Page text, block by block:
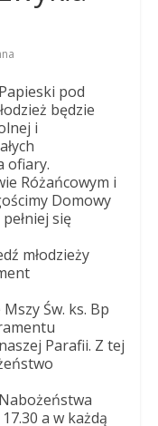
pod
będzie
i
ofiary.
Różańcowym i
Domowy
się
młodzieży
Św. ks. Bp
Parafii. Z tej
a w każdą